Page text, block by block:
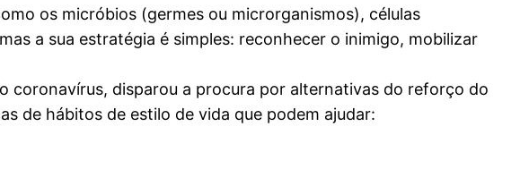
os micróbios (germes ou microrganismos), células
a sua estratégia é simples: reconhecer o inimigo, mobilizar
coronavírus, disparou a procura por alternativas do reforço do
de hábitos de estilo de vida que podem ajudar: